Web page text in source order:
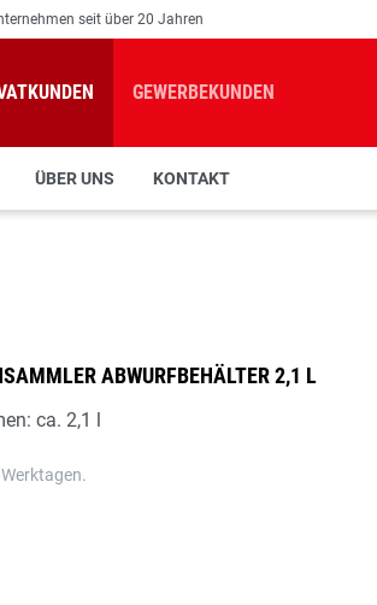
seit über 20 Jahren
GEWERBEKUNDEN
ÜBER UNS KONTAKT
ABWURFBEHÄLTER 2,1 L
ca. 2,1 l